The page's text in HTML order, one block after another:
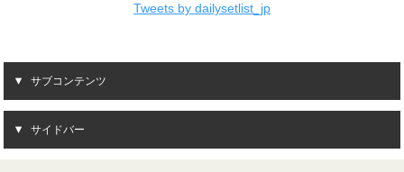
Tweets by dailysetlist_jp
サブコンテンツ
サイドバー